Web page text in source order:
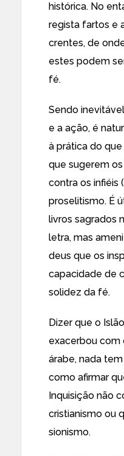
histórica. No
regista fartos e
crentes, de
estes podem
fé.
Sendo
e a ação, é
à prática do
que sugerem
contra os infiéis
proselitismo. É
livros sagrados
letra, mas
deus que os
capacidade de
solidez da fé.
Dizer que o
exacerbou com
árabe, nada
como afirmar
Inquisição não
cristianismo ou
sionismo.